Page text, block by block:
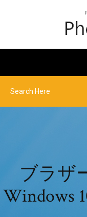
ブラザ
Windows